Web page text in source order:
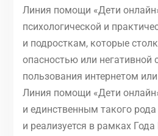
Линия помощи «Дети
психологической и
и подросткам, которые
опасностью или негативной
пользования интернетом
Линия помощи «Дети
и единственным такого
и реализуется в рамках Года